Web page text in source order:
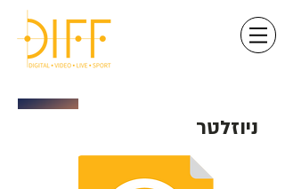
ניוזלטר